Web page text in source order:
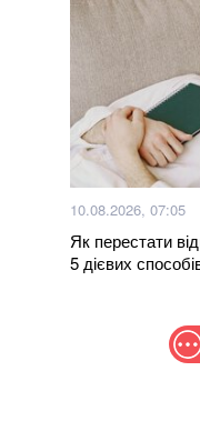
10.08.2026, 07:05
Як перестати
5 дієвих